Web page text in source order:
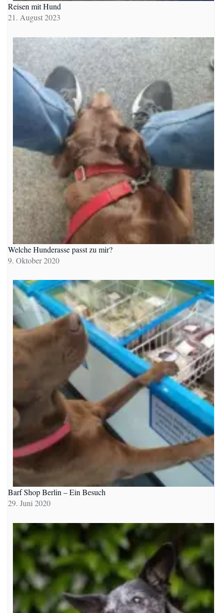
Reisen mit Hund
21. August 2023
Welche Hunderasse passt zu mir?
9. Oktober 2020
Barf Shop Berlin – Ein Besuch
29. Juni 2020